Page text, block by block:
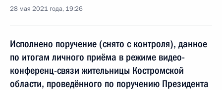
28 мая 2021 года, 19:26
Исполнено поручение (снято с контроля), данное
по итогам личного приёма в режиме видео-
конференц-связи жительницы Костромской
области, проведённого по поручению Президента